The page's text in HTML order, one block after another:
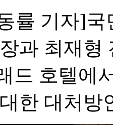
률 기자]
과 최재형
드 호텔에
한 대처방